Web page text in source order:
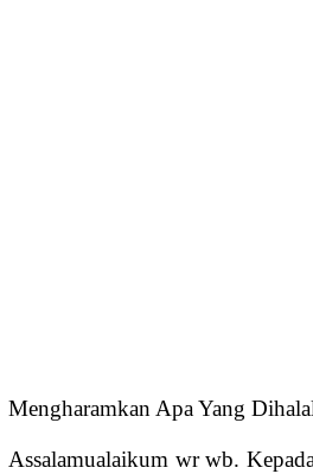
Mengharamkan Apa Yang
Assalamualaikum wr wb.